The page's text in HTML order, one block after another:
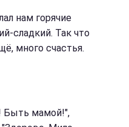
нам горячие
сладкий. Так что
много счастья.
Быть мамой!",